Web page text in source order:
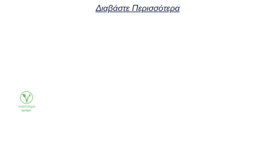
Διαβάστε Περισσότερα